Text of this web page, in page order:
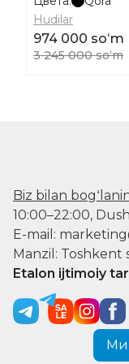
Hudilar
974 000 soʻm
3 245 000 soʻm
Biz bilan
10:00–22:00,
E-mail:
Manzil: Toshkent
Etalon ijtimoiy